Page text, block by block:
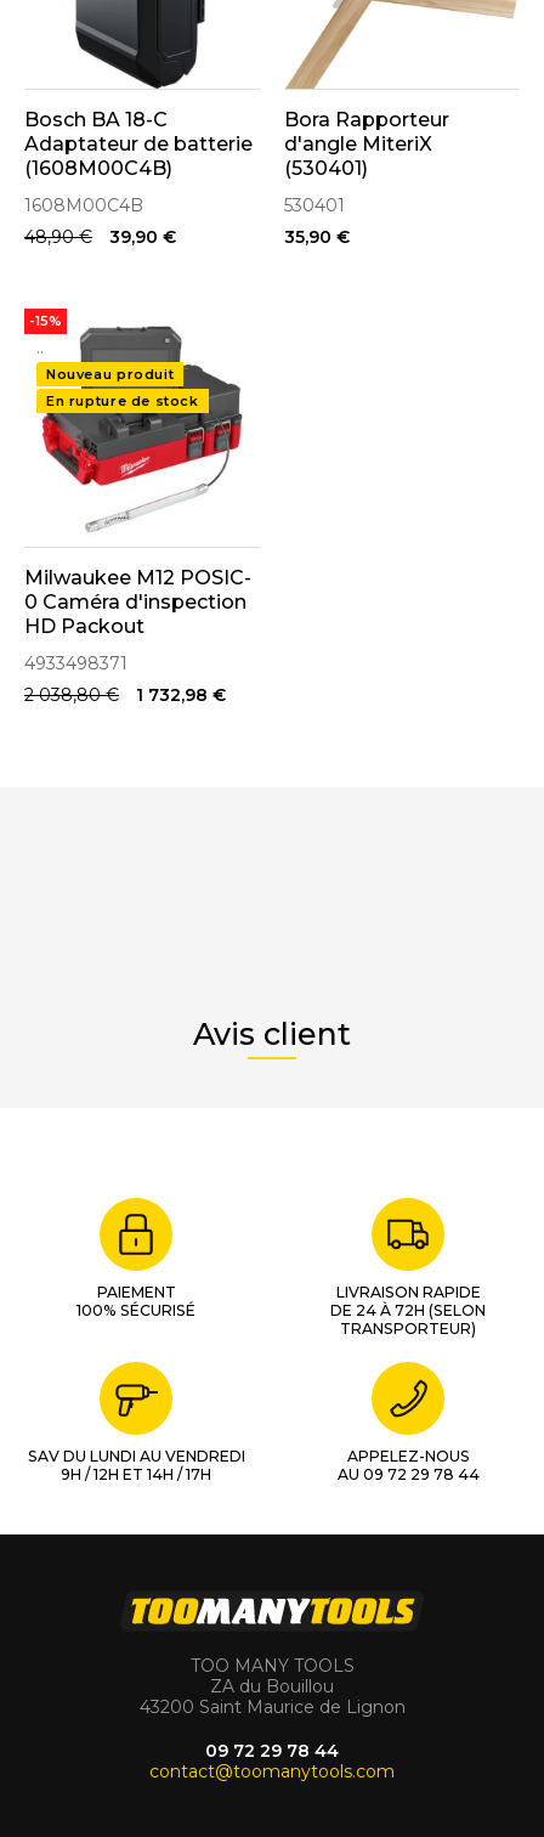
Bosch BA 18-C
Adaptateur de batterie
(1608M00C4B)
1608M00C4B
48,90 €
39,90 €
Bora Rapporteur
d'angle MiteriX
(530401)
530401
35,90 €
..
Nouveau produit
En rupture de stock
Milwaukee M12 POSIC-
0 Caméra d'inspection
HD Packout
(4933498371)
4933498371
2 038,80 €
-15%
1 732,98 €
Avis client
PAIEMENT
100% SÉCURISÉ
LIVRAISON RAPIDE
DE 24 À 72H (SELON
TRANSPORTEUR)
SAV DU LUNDI AU VENDREDI
9H / 12H ET 14H / 17H
APPELEZ-NOUS
AU 09 72 29 78 44
TOO MANY TOOLS
ZA du Bouillou
43200 Saint Maurice de Lignon
09 72 29 78 44
contact@toomanytools.com